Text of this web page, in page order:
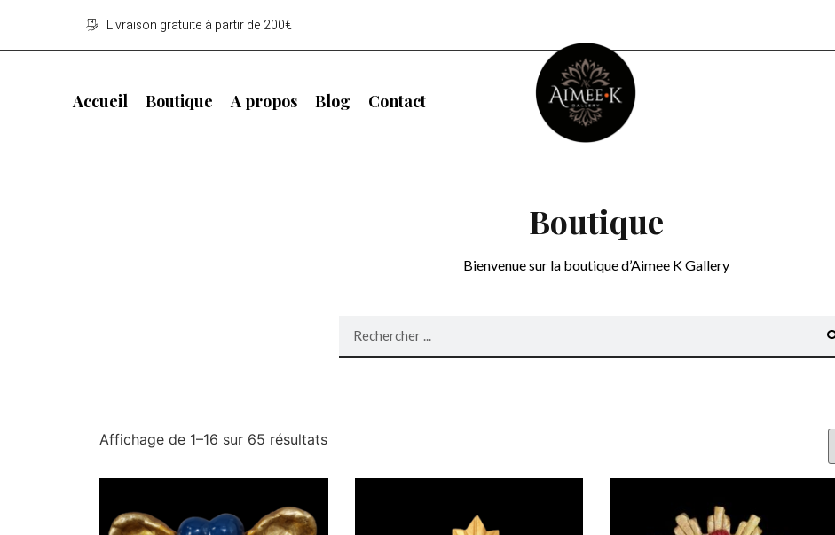
Livraison gratuite à partir de 200€
Accueil Boutique A propos Blog Contact
Boutique
Bienvenue sur la boutique d’Aimee K Gallery
Affichage de 1–16 sur 65 résultats